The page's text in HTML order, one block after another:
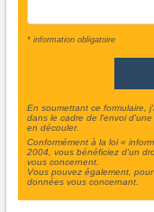
* information obligatoire
En soumettant ce formulaire,
dans le cadre de l'envoi
en découler.
Conformément à la loi «
2004, vous bénéficiez d'un
vous concernent.
Vous pouvez également,
données vous concernant.